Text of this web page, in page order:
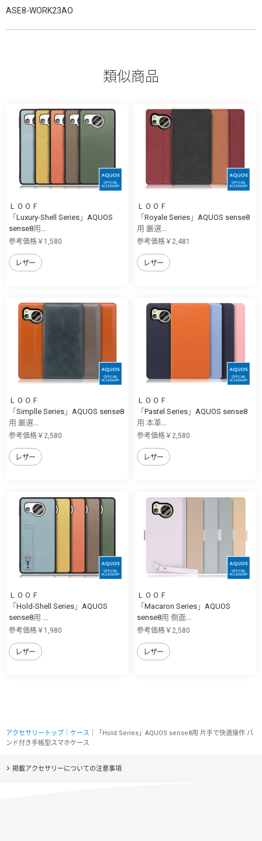
ASE8-WORK23AO
類似商品
ＬＯＯＦ
「Luxury-Shell Series」AQUOS
sense8用...
参考価格￥1,580
レザー
ＬＯＯＦ
「Royale Series」AQUOS sense8
用 厳選...
参考価格￥2,481
レザー
ＬＯＯＦ
「Simplle Series」AQUOS sense8
用 厳選...
参考価格￥2,580
レザー
ＬＯＯＦ
「Pastel Series」AQUOS sense8
用 本革...
参考価格￥2,580
レザー
ＬＯＯＦ
「Hold-Shell Series」AQUOS
sense8用 ...
参考価格￥1,980
レザー
ＬＯＯＦ
「Macaron Series」AQUOS
sense8用 側面...
参考価格￥2,580
レザー
アクセサリートップ ケース ｜「Hold Series」AQUOS sense8用 片手で快適操作 バ
ンド付き手帳型スマホケース
掲載アクセサリーについての注意事項